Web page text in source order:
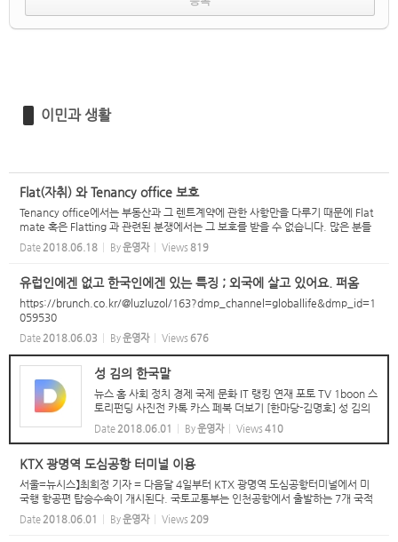
이민과 생활
Flat(자취) 와 Tenancy office 보호
Tenancy office에서는 부동산과 그 렌트계약에 관한 사항만을 다루기 때문에 Flat
mate 혹은 Flatting 과 관련된 분쟁에서는 그 보호를 받을 수 없습니다. 많은 분들
이 가질수 있는 분쟁중의 하나인 Flat관계에서는 각 관할 법원에 중재 또는 소액심
판을 청구 ...
Date 2018.06.18 By운영자 Views 819
유럽인에겐 없고 한국인에겐 있는 특징 ; 외국에 살고 있어요. 퍼옴
https://brunch.co.kr/@luzluzol/163?dmp_channel=globallife&dmp_id=1
059530
Date 2018.06.03 By운영자 Views 676
성 김의 한국말
뉴스 홈 사회 정치 경제 국제 문화 IT 랭킹 연재 포토 TV 1boon 스
토리펀딩 사진전 카톡 카스 페북 더보기 [한마당-김명호] 성 김의
한국말입력 2018.05.31. 05:03댓글 76요약보기 SNS 공유하기
음성으로 듣기 글씨크기 조절하기 이미지 크게 보기 판문점에서...
Date 2018.06.01 By운영자 Views 410
KTX 광명역 도심공항 터미널 이용
서울=뉴시스】최희정 기자 = 다음달 4일부터 KTX 광명역 도심공항터미널에서 미
국행 항공편 탑승수속이 개시된다. 국토교통부는 인천공항에서 출발하는 7개 국적
사(대한·아시아나·제주·티웨이·에어서울·이스타·진에어)의 모든 노선에 대해 KTX
광명역 도심공...
Date 2018.06.01 By운영자 Views 209